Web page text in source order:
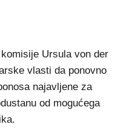
Ursula von der
vlasti da ponovno
najavljene za
od mogućega